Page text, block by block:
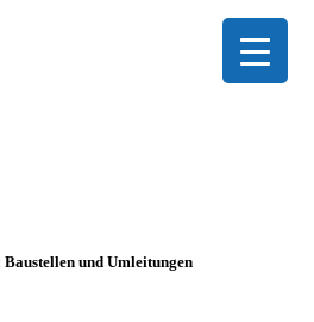
und Umleitungen